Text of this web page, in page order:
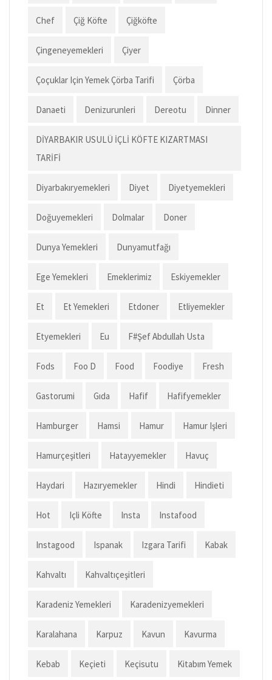
Chef Çiğ Köfte Çiğköfte
Çingeneyemekleri Çiyer
Çoçuklar Için Yemek Çörba Tarifi Çörba
Danaeti Denizurunleri Dereotu Dinner
DİYARBAKIR USULÜ İÇLİ KÖFTE KIZARTMASI
TARİFİ
Diyarbakıryemekleri Diyet Diyetyemekleri
Doğuyemekleri Dolmalar Doner
Dunya Yemekleri Dunyamutfağı
Ege Yemekleri Emeklerimiz Eskiyemekler
Et Et Yemekleri Etdoner Etliyemekler
Etyemekleri Eu F#şef Abdullah Usta
Fods Foo D Food Foodiye Fresh
Gastorumi Gıda Hafif Hafifyemekler
Hamburger Hamsi Hamur Hamur Işleri
Hamurçeşitleri Hatayyemekler Havuç
Haydari Hazıryemekler Hindi Hindieti
Hot Içli Köfte Insta Instafood
Instagood Ispanak Izgara Tarifi Kabak
Kahvaltı Kahvaltıçeşitleri
Karadeniz Yemekleri Karadenizyemekleri
Karalahana Karpuz Kavun Kavurma
Kebab Keçieti Keçisutu Kitabım Yemek